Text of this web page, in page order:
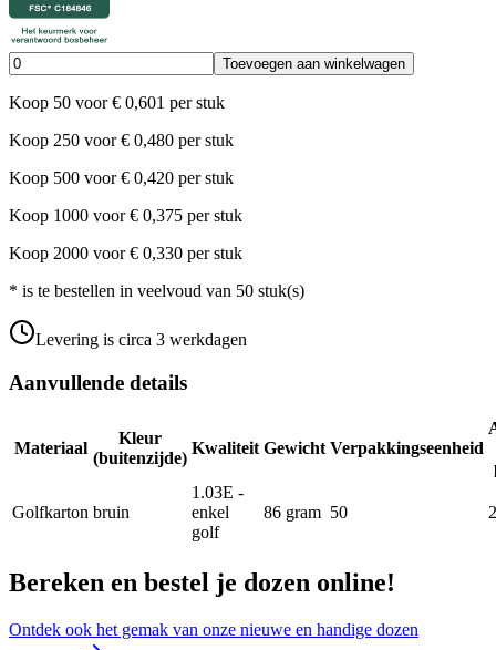
Toevoegen aan winkelwagen
Koop 50 voor € 0,601 per stuk
Koop 250 voor € 0,480 per stuk
Koop 500 voor € 0,420 per stuk
Koop 1000 voor € 0,375 per stuk
Koop 2000 voor € 0,330 per stuk
* is te bestellen in veelvoud van 50 stuk(s)
Levering is circa 3 werkdagen
Aanvullende details
Materiaal
Kleur
(buitenzijde)
Kwaliteit Gewicht Verpakkingseenheid
Golfkarton bruin
1.03E -
enkel
golf
86 gram 50
Bereken en bestel je dozen online!
Ontdek ook het gemak van onze nieuwe en handige dozen